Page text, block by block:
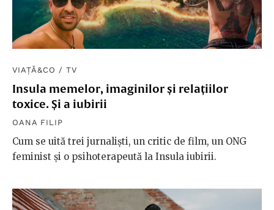
VIAȚĂ&CO /TV
Insula memelor, imaginilor și relațiilor
toxice. Și a iubirii
OANA FILIP
Cum se uită trei jurnaliști, un critic de film, un ONG
feminist și o psihoterapeută la Insula iubirii.